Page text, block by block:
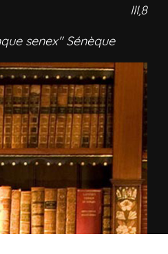
III,8
senex" Sénèque